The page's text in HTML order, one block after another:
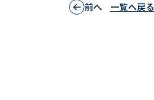
前へ 一覧へ戻る